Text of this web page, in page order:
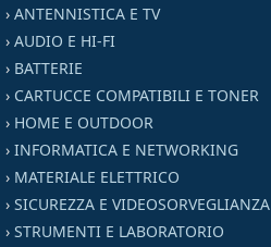
› ANTENNISTICA E TV
› AUDIO E HI-FI
› BATTERIE
› CARTUCCE COMPATIBILI E TONER
› HOME E OUTDOOR
› INFORMATICA E NETWORKING
› MATERIALE ELETTRICO
› SICUREZZA E VIDEOSORVEGLIANZA
› STRUMENTI E LABORATORIO